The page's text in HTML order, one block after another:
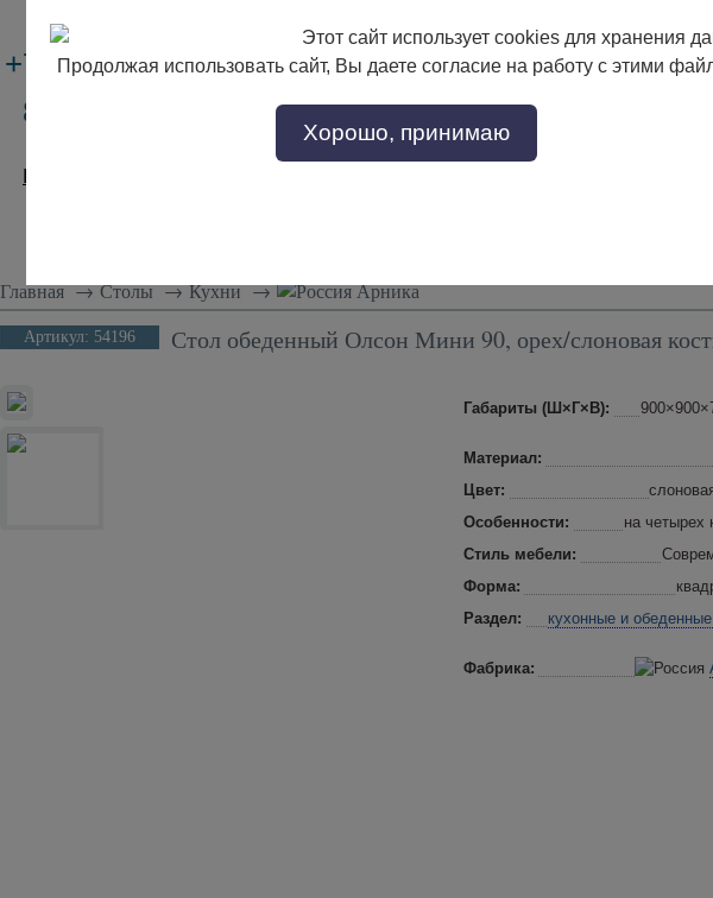
+7 (495)133-17-89
8 (800) 302-17-89
с 9:00 до 18:00
Заказать звонок
Производители
Главная→ Столы→ Кухни→ Арника
Артикул: 54196 Стол обеденный Олсон Мини 90, орех/слоновая
Габариты (Ш×Г×В):
Материал:
Цвет:
Особенности:
на четырех
Стиль мебели:
Форма:
Раздел:
кухонные и
Фабрика:
Этот сайт использует cookies для хранения
Продолжая использовать сайт, Вы даете согласие на работу с этими
Хорошо, принимаю